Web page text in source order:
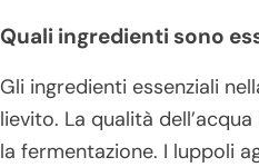
Quali ingredienti sono
Gli ingredienti essenziali
lievito. La qualità
la fermentazione. I luppoli